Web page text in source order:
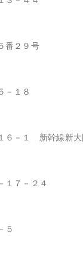
番２９号
－１８
６－１ 新幹線新
１７－２４
５